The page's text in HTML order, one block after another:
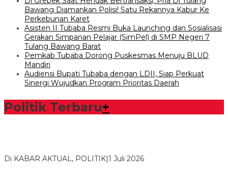
Bawang Diamankan Polisi! Satu Rekannya Kabur Ke
Perkebunan Karet
Asisten II Tubaba Resmi Buka Launching dan Sosialisasi
Gerakan Simpanan Pelajar (SimPel) di SMP Negeri 7
Tulang Bawang Barat
Pemkab Tubaba Dorong Puskesmas Menuju BLUD
Mandiri
Audiensi Bupati Tubaba dengan LDII, Siap Perkuat
Sinergi Wujudkan Program Prioritas Daerah
Politik Terbaru+
Di KABAR AKTUAL, POLITIK|1 Juli 2026